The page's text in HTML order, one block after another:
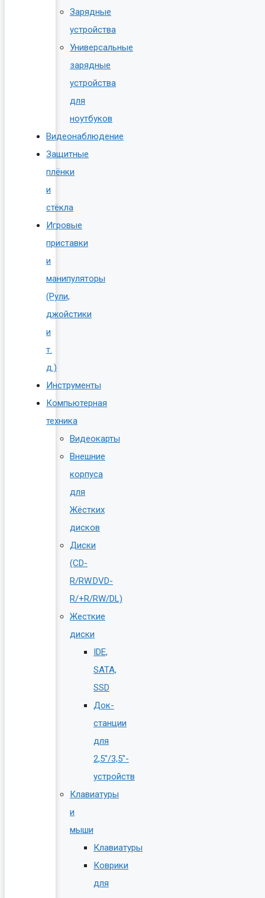
Зарядные
устройства
Универсальные
зарядные
устройства
для
ноутбуков
Видеонаблюдение
Защитные
плёнки
и
стёкла
Игровые
приставки
и
манипуляторы
(Рули,
джойстики
и
т.
д.)
Инструменты
Компьютерная
техника
Видеокарты
Внешние
корпуса
для
Жёстких
дисков
Диски
(CD-
R/RW.DVD-
R/+R/RW/DL)
Жесткие
диски
IDE,
SATA,
SSD
Док-
станции
для
2,5″/3,5″-
устройств
Клавиатуры
и
мыши
Клавиатуры
Коврики
для